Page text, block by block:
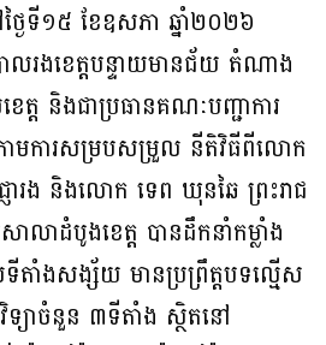
ងៃទី១៥ ខែឧសភា ឆ្នាំ២០២៦
រងខេត្តបន្ទាយមានជ័យ តំណាង
ត និងជាប្រធានគណៈបញ្ជាការ
រោមការសម្របសម្រួល នីតិវិធីពីលោក
ញារង និងលោក ទេព ឃុនឆៃ ព្រះរាជ
ាលាដំបូងខេត្ត បានដឹកនាំកម្លាំង
លទីតាំងសង្ស័យ មានប្រព្រឹត្តបទល្មើស
ទ្យាចំនួន ៣ទីតាំង ស្ថិតនៅ